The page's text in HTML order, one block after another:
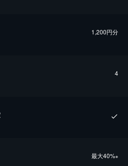
1,200円分
4
最⼤40%※